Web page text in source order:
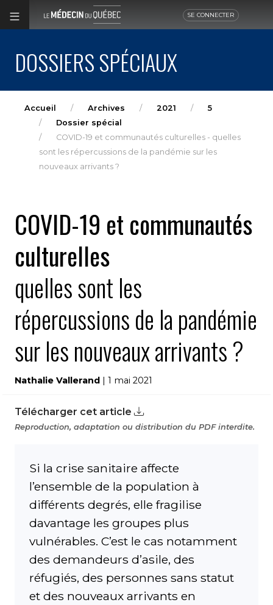
SE CONNECTER
DOSSIERS SPÉCIAUX
Accueil Archives 2021
5
Dossier spécial
COVID-19 et communautés culturelles - quelles
sont les répercussions de la pandémie sur les
nouveaux arrivants ?
COVID-19 et communautés
culturelles
quelles sont les
répercussions de la pandémie
sur les nouveaux arrivants ?
Nathalie Vallerand | 1 mai 2021
Télécharger cet article
Reproduction, adaptation ou distribution du PDF interdite.
Si la crise sanitaire affecte
l’ensemble de la population à
différents degrés, elle fragilise
davantage les groupes plus
vulnérables. C’est le cas notamment
des demandeurs d’asile, des
réfugiés, des personnes sans statut
et des nouveaux arrivants en